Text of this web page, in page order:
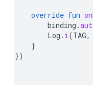
override fun
binding .
Log . i(TAG,
}
})